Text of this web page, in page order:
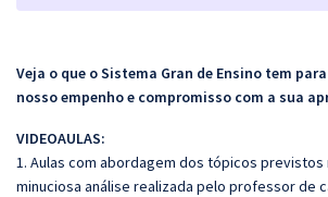
Veja o que o Sistema Gran de Ensino tem
nosso empenho e compromisso com a sua
VIDEOAULAS:
1. Aulas com abordagem dos tópicos previstos
minuciosa análise realizada pelo professor de